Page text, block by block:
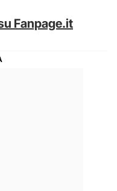
Fanpage.it